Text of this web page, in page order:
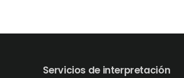
Servicios de interpretación